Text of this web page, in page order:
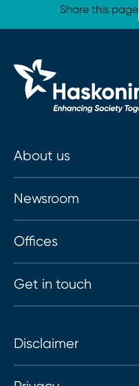
Share this page
About us
Newsroom
Offices
Get in touch
Disclaimer